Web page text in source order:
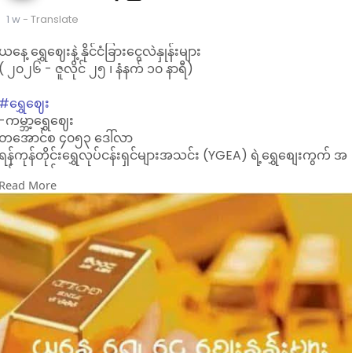
1 w- Translate
နေ့ ရွှေဈေးနဲ့ နိုင်ငံခြားငွေလဲနှုန်းများ
၂၀၂၆ - ဇူလိုင် ၂၅ ၊ နံနက် ၁၀ နာရီ)
ရွှေဈေး
ကမ္ဘာ့ရွှေဈေး
အောင်စ ၄၀၅၃ ဒေါ်လာ
န်ကုန်တိုင်းရွှေလုပ်ငန်းရှင်များအသင်း (YGEA) ရဲ့ရွှေစျေးကွက် အ
င့်ဈေးနှုန်း
အကယ်ဒမီ မီးလင်းရွှေ တကျပ်သား
,၉၅၀,၀၀၀ ကျပ်
ြင်ပ အရောင်းအဝယ်ဖြစ်တဲ့ ရွှေဈေးနှုန်း
အခေါက်ရွှေ တကျပ်သား (ပြင်ပဈေးကွက်)
ောင်းဈေး ၉,၆၅၀,၀၀၀ ကျပ်
ယ်ဈေး ၉,၆၁၀,၀၀၀ ကျပ်
၁၅ ပဲရည် တကျပ်သား
ောင်းဈေး ၉,၂၅၀,၀၀၀ ကျပ်
ယ်ဈေး ၉,၂၁၀,၀၀၀ ကျပ်
စနစ်သစ်
More